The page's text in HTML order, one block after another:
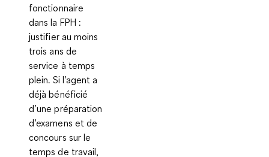
fonctionnaire
dans la FPH :
justifier au moins
trois ans de
service à temps
plein. Si l’agent a
déjà bénéficié
d’une préparation
d’examens et de
concours sur le
temps de travail,